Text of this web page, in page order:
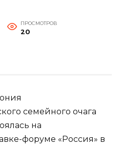
ПРОСМОТРОВ
20
семейного очага
на
форуме «Россия» в